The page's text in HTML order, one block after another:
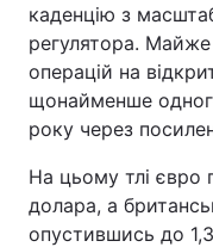
каденцію з
регулятора. Майже
операцій на
щонайменше
року через
На цьому тлі євро
долара, а
опустившись до